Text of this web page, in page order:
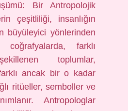
Bir Antropolojik
çeşitliliği, insanlığın
büyüleyici yönlerinden
coğrafyalarda, farklı
toplumlar,
ancak bir o kadar
ritüeller, semboller ve
Antropologlar